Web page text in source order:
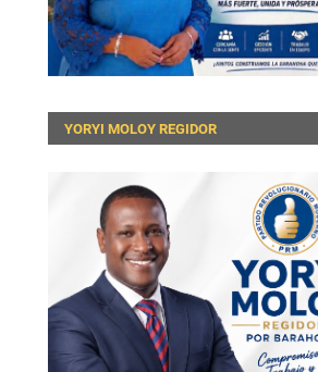
YORYI MOLOY REGIDOR